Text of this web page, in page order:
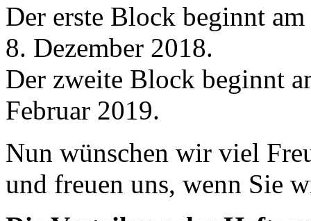
Der erste Block beginnt
8. Dezember 2018.
Der zweite Block beginnt
Februar 2019.
Nun wünschen wir viel
und freuen uns, wenn Sie